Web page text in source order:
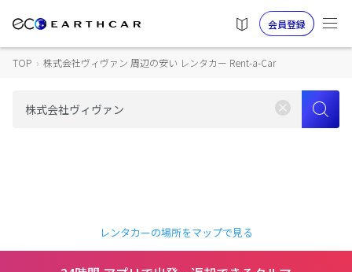
会員登録
TOP › 株式会社ヴィヴァン 周辺の安い レンタカー Rent-a-Car
レンタカーの場所をマップで見る